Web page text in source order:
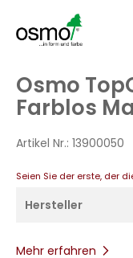
Anfang
springen
Osmo
Farblos
Artikel Nr.: 13900050
Seien Sie der erste, der
Hersteller
Mehr erfahren